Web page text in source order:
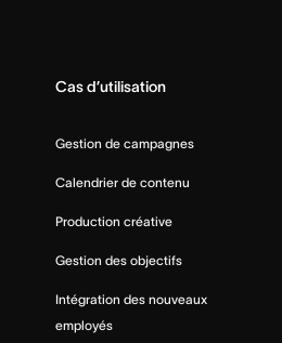
Cas d’utilisation
Gestion de campagnes
Calendrier de contenu
Production créative
Gestion des objectifs
Intégration des nouveaux
employés